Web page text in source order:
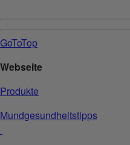
GoToTop
Webseite
Produkte
Mundgesundheitstipps